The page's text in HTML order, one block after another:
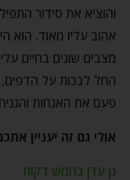
והוציא את סידור
אהוב עליו מאוד. הוא
מצבים שונים בחיים
החל לבכות על הדפים,
פעם את האנחות
אולי גם זה יעניין אתכם:
גן עדן בחמש דקות